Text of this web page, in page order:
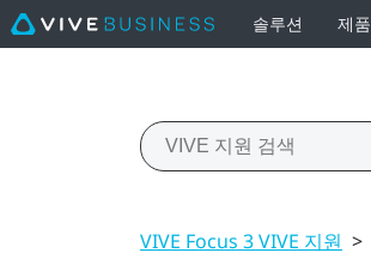
솔루션 제품
VIVE Focus 3 VIVE 지원 >